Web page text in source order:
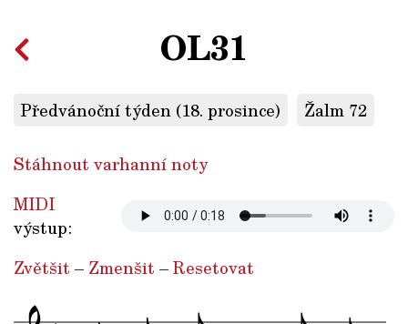
OL31
Předvánoční týden (18. prosince) Žalm 72
Stáhnout varhanní noty
MIDI
výstup:
Zvětšit – Zmenšit –Resetovat